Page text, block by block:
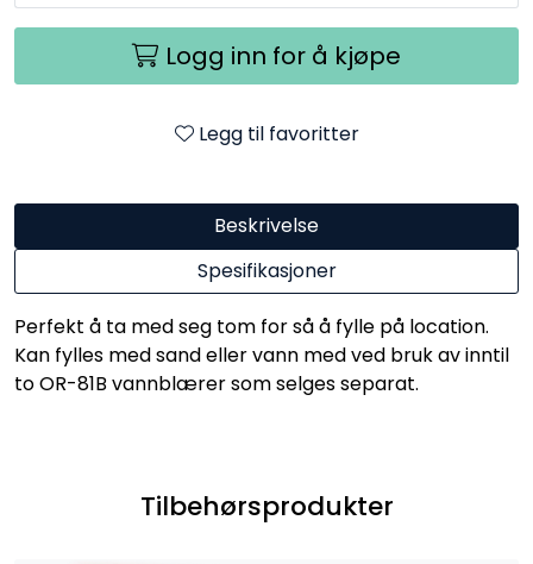
Logg inn for å kjøpe
Legg til favoritter
Beskrivelse
Spesifikasjoner
Perfekt å ta med seg tom for så å fylle på location.
Kan fylles med sand eller vann med ved bruk av inntil
to OR-81B vannblærer som selges separat.
Tilbehørsprodukter